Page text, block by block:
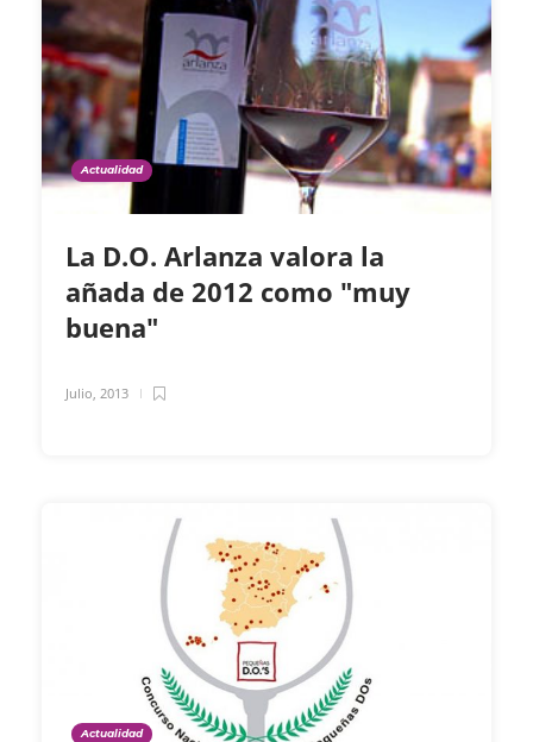
Actualidad
La D.O. Arlanza valora la
añada de 2012 como "muy
buena"
Julio, 2013
Actualidad